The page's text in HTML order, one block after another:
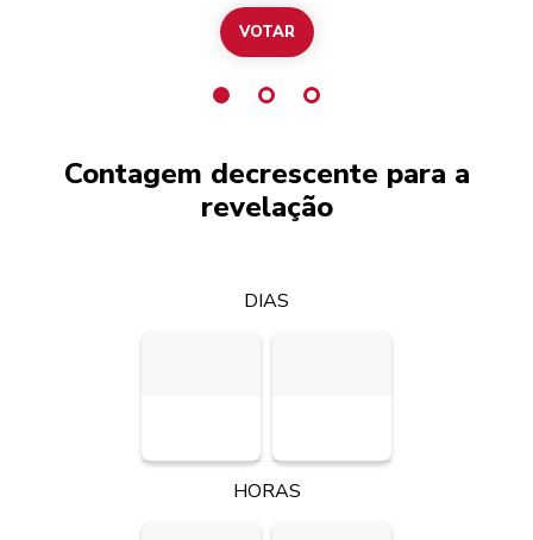
VOTAR
Contagem decrescente para a
revelação
DIAS
HORAS